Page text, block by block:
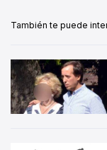
También te puede